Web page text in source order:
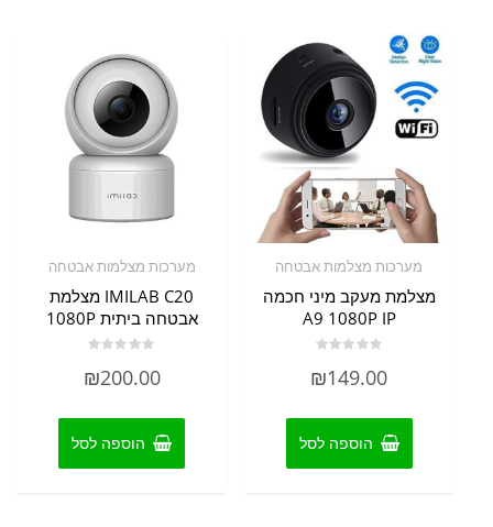
מערכות מצלמות אבטחה
מצלמת מעקב מיני חכמה
A9 1080P IP
0
₪149.00
הוספה לסל
מערכות מצלמות אבטחה
IMILAB C20 מצלמת
אבטחה ביתית 1080P
0
₪200.00
הוספה לסל